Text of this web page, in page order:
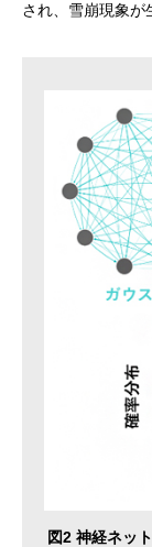
され、雪崩現象が
図2 神経ネッ